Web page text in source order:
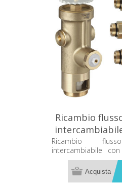
Ricambio
modelli
Ricambio
intercambiabile
43996000 Grohe